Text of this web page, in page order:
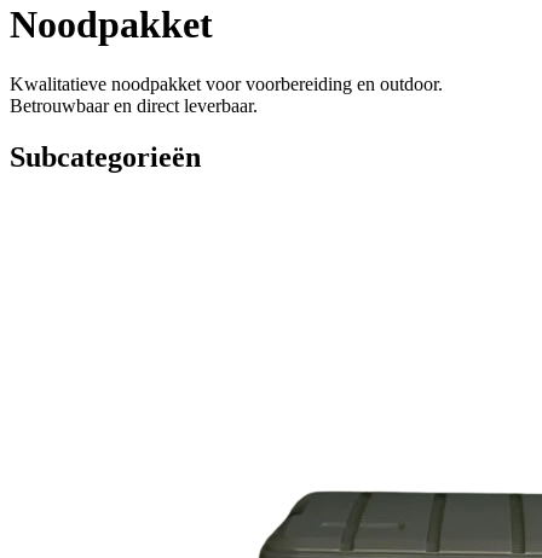
Noodpakket
Kwalitatieve noodpakket voor voorbereiding en outdoor.
Betrouwbaar en direct leverbaar.
Subcategorieën